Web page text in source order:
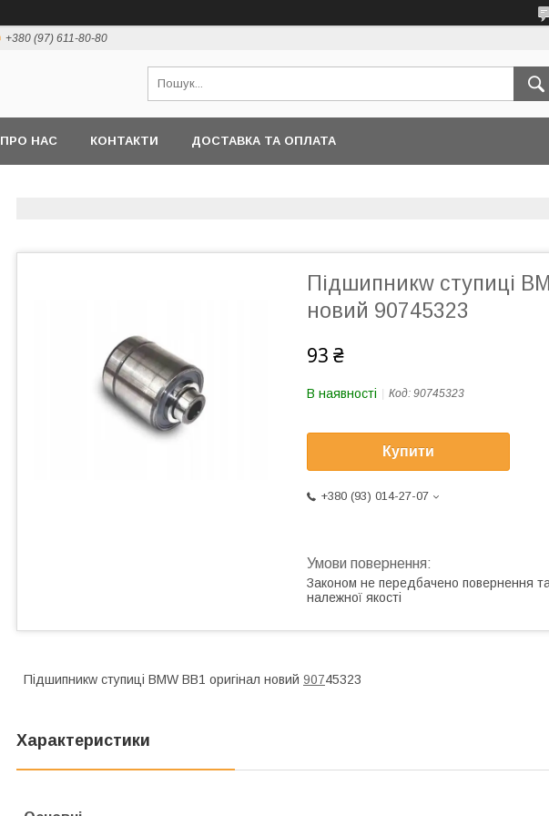
+380 (97) 611-80-80
ПРО НАС КОНТАКТИ ДОСТАВКА ТА ОПЛАТА
Підшипникw ступиці
новий 90745323
93 ₴
В наявності Код: 90745323
Купити
+380 (93) 014-27-07
Законом не передбачено повернення
належної якості
Підшипникw ступиці BMW BB1 оригінал новий 90745323
Характеристики